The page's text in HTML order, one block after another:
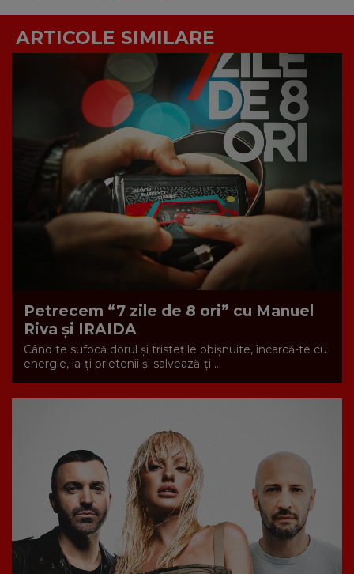
ARTICOLE SIMILARE
Petrecem “7 zile de 8 ori” cu Manuel
Riva și IRAIDA
Când te sufocă dorul și tristețile obișnuite, încarcă-te cu
energie, ia-ți prietenii și salvează-ți ...